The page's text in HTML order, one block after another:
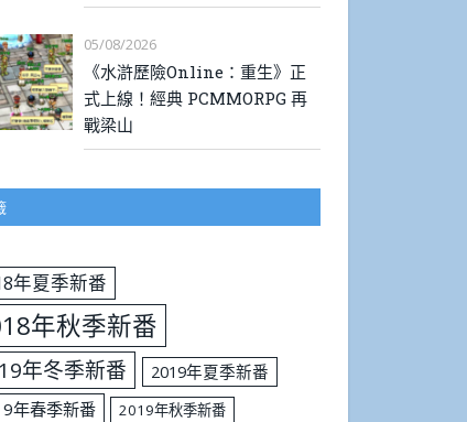
05/08/2026
《水滸歷險Online：重生》正
式上線！經典 PCMMORPG 再
戰梁山
年夏季新番
年秋季新番
年冬季新番
2019年夏季新番
年春季新番
2019年秋季新番